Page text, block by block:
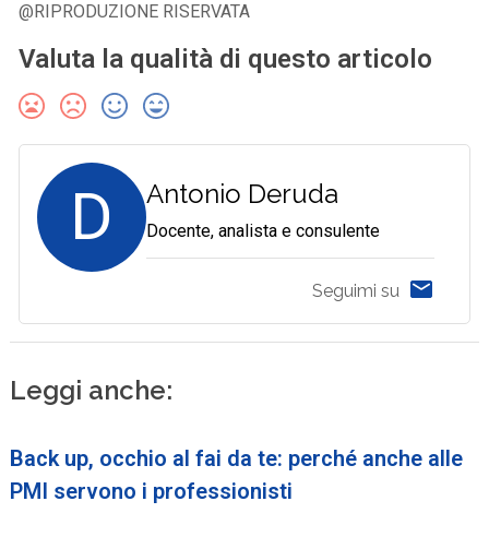
@RIPRODUZIONE RISERVATA
Valuta la qualità di questo articolo
D Antonio Deruda
Docente, analista e consulente
Seguimi su
Leggi anche:
Back up, occhio al fai da te: perché anche alle
PMI servono i professionisti